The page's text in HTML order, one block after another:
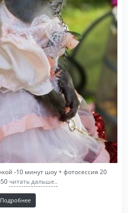
-10 минут шоу + фотосессия 20
читать дальше..
Подробнее